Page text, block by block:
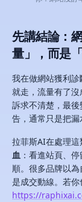
先講結論：
量」，而是
我在做網站獲利
就走，流量有了
訴求不清楚，最
告，通常只是把漏
拉菲斯AI在處理
血 ：看進站頁、
順。很多品牌以
是成交動線。若你
https://